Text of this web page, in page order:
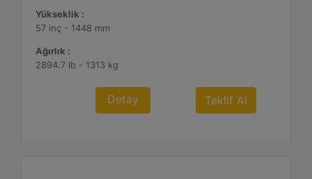
Yükseklik :
57 inç - 1448 mm
Ağırlık :
2894.7 lb - 1313 kg
Detay Teklif Al